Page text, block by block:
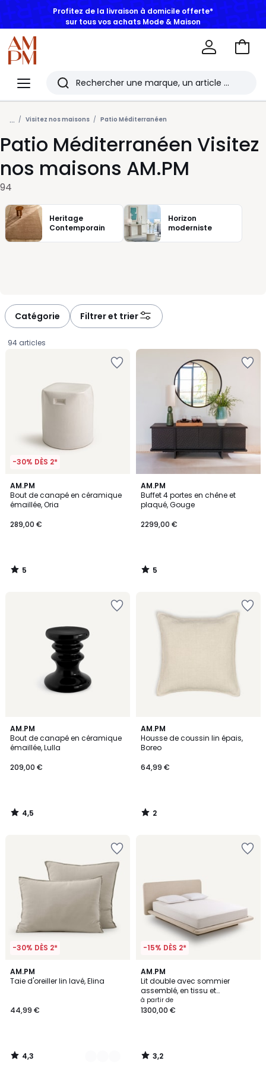
BONS PLANS | Jusqu'à -30% dès 2 articles*
Menu
Redoute
Rechercher
Les
derniers
articles
consultés
Aller
... Visitez nos maisons Patio Méditerranéen
Patio Méditerranéen Visitez
nos maisons AM.PM
94
Heritage
Contemporain
Horizon
moderniste
Catégorie Filtrer et trier
94 articles
-30% DÈS 2*
AM.PM
Bout de canapé en céramique
émaillée, Oria
€.
289,00 €
5
/
5
5
/
AM.PM
Buffet 4 portes en chêne et
plaqué, Gouge
2299,00 €
5
/
5
5
/
AM.PM
Bout de canapé en céramique
émaillée, Lulla
209,00 €
4,5
/ 5
4,5
/
AM.PM
Housse de coussin lin épais,
Boreo
64,99 €
2
/
5
2
/
-30% DÈS 2*
AM.PM
Taie d'oreiller lin lavé, Elina
44,99 €
4,3
/ 5
25
Couleurs
4,3
/
-15% DÈS 2*
AM.PM
Lit double avec sommier
assemblé, en tissu et
plateforme en frêne, SLICE
à partir de
1300,00 €
3,2
/ 5
3,2
/